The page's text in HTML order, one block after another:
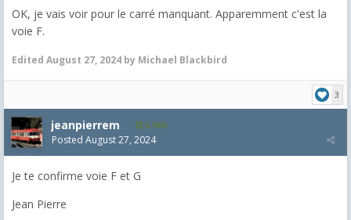
OK, je vais voir pour le carré manquant. Apparemment c'est la
voie F.
Edited August 27, 2024 by Michael Blackbird
3
jeanpierrem 5,986
Posted August 27, 2024
Je te confirme voie F et G
Jean Pierre